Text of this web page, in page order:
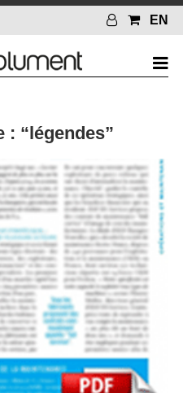
EN
: “légendes”